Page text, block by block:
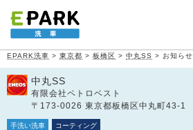
EPARK洗車 > 東京都 > 板橋区 > 中丸SS > お知らせ
中丸SS
有限会社ペトロベスト
〒173-0026 東京都板橋区中丸町43-1
手洗い洗車 コーティング